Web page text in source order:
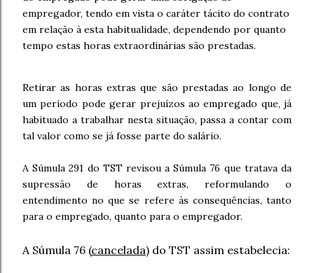
empregador, tendo em vista o caráter tácito do contrato
em relação à esta habitualidade, dependendo por quanto
tempo estas horas extraordinárias são prestadas.
Retirar as horas extras que são prestadas ao longo de
um período pode gerar prejuízos ao empregado que, já
habituado a trabalhar nesta situação, passa a contar com
tal valor como se já fosse parte do salário.
A Súmula 291 do TST revisou a Súmula 76 que tratava da
supressão de horas extras, reformulando o
entendimento no que se refere às consequências, tanto
para o empregado, quanto para o empregador.
A Súmula 76 (cancelada) do TST assim estabelecia: